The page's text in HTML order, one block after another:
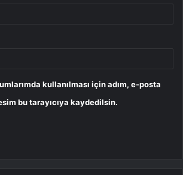
kullanılması için adım, e-posta
bu tarayıcıya kaydedilsin.